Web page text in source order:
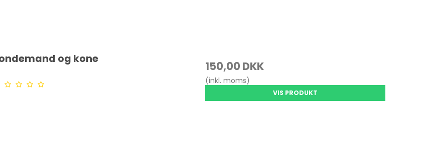
og kone
150,00 DKK
(inkl. moms)
VIS PRODUKT